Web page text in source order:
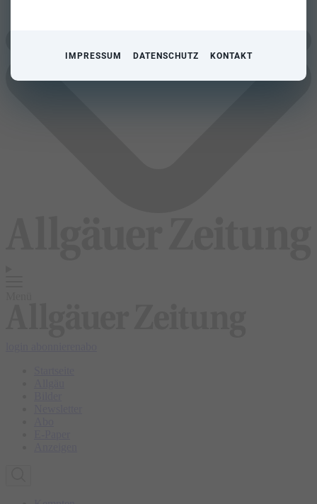
IMPRESSUM DATENSCHUTZ KONTAKT